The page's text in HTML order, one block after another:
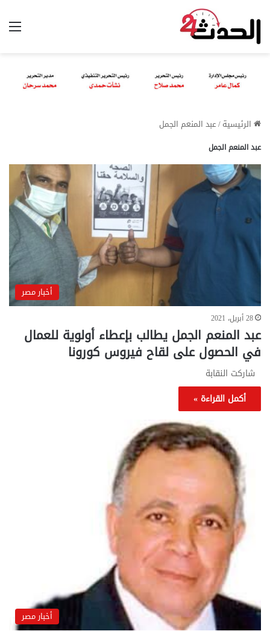
الرئيسية/عبد المنعم الجمل
عبد المنعم الجمل
أخبار مصر
28 أبريل، 2021
عبد المنعم الجمل يطالب بإعطاء أولوية للعمال
في الحصول على لقاح فيروس كورونا
شاركت النقابة
أكمل القراءة »
أخبار مصر